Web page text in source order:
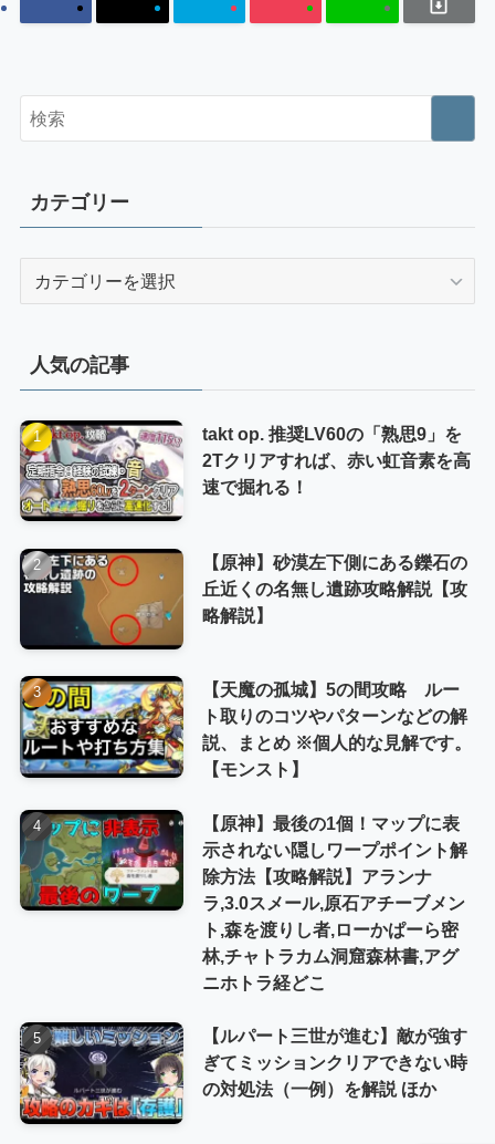
カテゴリー
ー
人気の記事
takt op. 推奨LV60の「熟思9」を
2Tクリアすれば、赤い虹音素を高
速で掘れる！
【原神】砂漠左下側にある鑠石の
丘近くの名無し遺跡攻略解説【攻
略解説】
【天魔の孤城】5の間攻略 ルー
ト取りのコツやパターンなどの解
説、まとめ ※個人的な見解です。
【モンスト】
【原神】最後の1個！マップに表
示されない隠しワープポイント解
除方法【攻略解説】アランナ
ラ,3.0スメール,原石アチーブメン
ト,森を渡りし者,ローかぱーら密
林,チャトラカム洞窟森林書,アグ
ニホトラ経どこ
【ルパート三世が進む】敵が強す
ぎてミッションクリアできない時
の対処法（一例）を解説 ほか